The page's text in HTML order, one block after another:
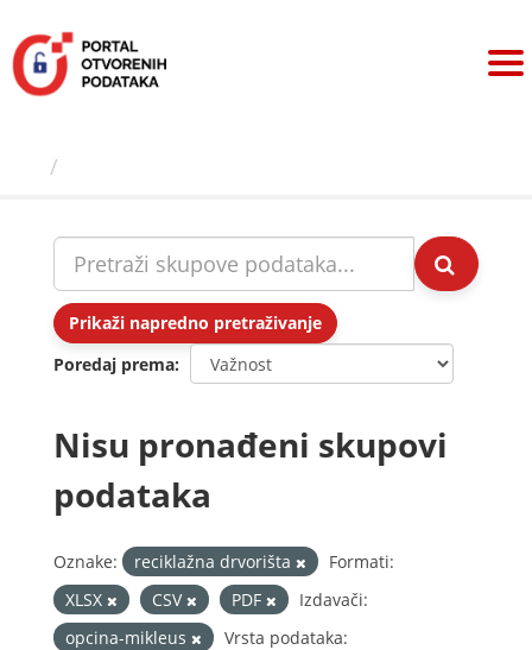
sadržaj
Prikaži napredno pretraživanje
Poredaj prema
Nisu pronađeni skupovi
podataka
Oznake: reciklažna drvorišta
Formati:
XLSX
CSV PDF
Izdavači:
opcina-mikleus
Vrsta podataka: